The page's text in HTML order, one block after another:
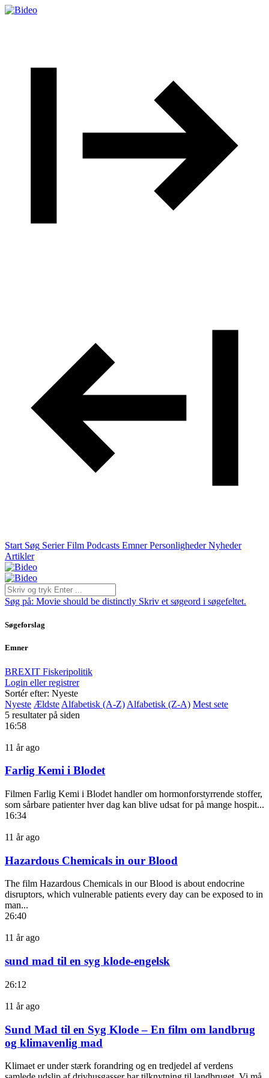
Start Søg Serier Film Podcasts Emner Personligheder Nyheder
Artikler
Søg på: Movie should be distinctly Skriv et søgeord i søgefeltet.
Søgeforslag
Emner
BREXIT Fiskeripolitik
Login eller registrer
Sortér efter: Nyeste
Nyeste Ældste Alfabetisk (A-Z) Alfabetisk (Z-A) Mest sete
5 resultater på siden
16:58
11 år ago
Farlig Kemi i Blodet
Filmen Farlig Kemi i Blodet handler om hormonforstyrrende stoffer,
som sårbare patienter hver dag kan blive udsat for på mange hospit...
16:34
11 år ago
Hazardous Chemicals in our Blood
The film Hazardous Chemicals in our Blood is about endocrine
disruptors, which vulnerable patients every day can be exposed to in
man...
26:40
11 år ago
sund mad til en syg klode-engelsk
26:12
11 år ago
Sund Mad til en Syg Klode – En film om landbrug
og klimavenlig mad
Klimaet er under stærk forandring og en tredjedel af verdens